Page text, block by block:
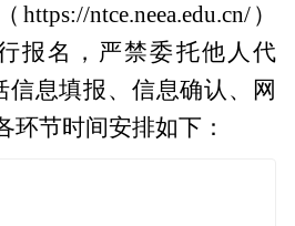
ntce.neea.edu.cn/）
报名，严禁委托他人代
信息填报、信息确认、网
环节时间安排如下：